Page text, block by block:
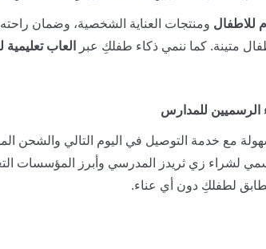
للاطفال ومنتجات العناية الشخصية، وضمان راحته
متينة. كما ننمي ذكاء طفلكِ عبر العاب تعليمية
للمدارس
مع خدمة التوصيل في اليوم التالي والشحن
لشراء زي ثريدز المدرسي وأبرز المؤسسات
لطفلكِ دون أي عناء.